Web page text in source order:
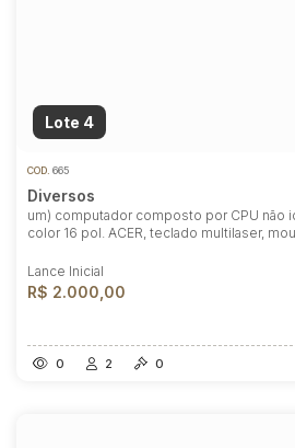
Lote 4
COD. 665
Diversos
um) computador composto por CPU não
color 16 pol. ACER, teclado multilaser,
Lance Inicial
R$ 2.000,00
0 2 0